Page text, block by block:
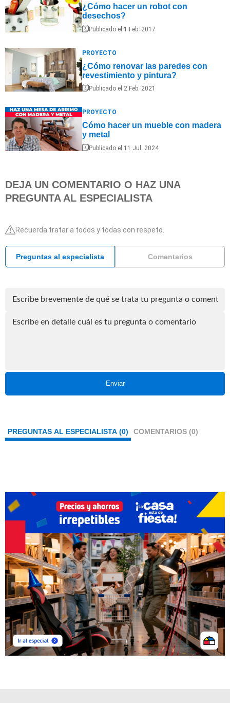
¿Cómo hacer un robot con
desechos?
Publicado el 1 Feb. 2017
PROYECTO
¿Cómo renovar las paredes con
revestimiento y pintura?
Publicado el 2 Feb. 2021
PROYECTO
Cómo hacer un mueble con madera
y metal
Publicado el 11 Jul. 2024
DEJA UN COMENTARIO O HAZ UNA
PREGUNTA AL ESPECIALISTA
Recuerda tratar a todos y todas con respeto.
Preguntas al especialista Comentarios
Enviar
PREGUNTAS AL ESPECIALISTA (0) COMENTARIOS (0)